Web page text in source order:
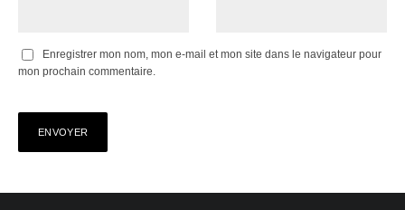
Enregistrer mon nom, mon e-mail et mon site dans le navigateur pour
mon prochain commentaire.